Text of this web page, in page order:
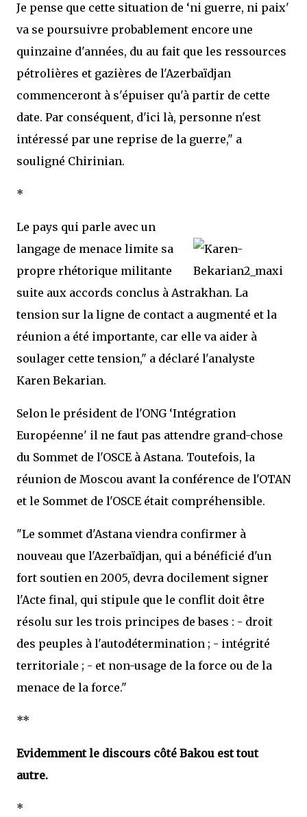
Je pense que cette situation de ‘ni guerre, ni paix'
va se poursuivre probablement encore une
quinzaine d'années, du au fait que les ressources
pétrolières et gazières de l'Azerbaïdjan
commenceront à s'épuiser qu'à partir de cette
date. Par conséquent, d'ici là, personne n'est
intéressé par une reprise de la guerre," a
souligné Chirinian.
*
Le pays qui parle avec un
langage de menace limite sa
propre rhétorique militante
suite aux accords conclus à Astrakhan. La
tension sur la ligne de contact a augmenté et la
réunion a été importante, car elle va aider à
soulager cette tension," a déclaré l'analyste
Karen Bekarian.
Selon le président de l'ONG ‘Intégration
Européenne' il ne faut pas attendre grand-chose
du Sommet de l'OSCE à Astana. Toutefois, la
réunion de Moscou avant la conférence de l'OTAN
et le Sommet de l'OSCE était compréhensible.
"Le sommet d'Astana viendra confirmer à
nouveau que l'Azerbaïdjan, qui a bénéficié d'un
fort soutien en 2005, devra docilement signer
l'Acte final, qui stipule que le conflit doit être
résolu sur les trois principes de bases : - droit
des peuples à l'autodétermination ; - intégrité
territoriale ; - et non-usage de la force ou de la
menace de la force."
**
Evidemment le discours côté Bakou est tout
autre.
*